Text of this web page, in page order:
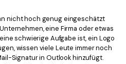
nicht hoch genug eingeschätzt
eine Firma oder etwas
schwierige Aufgabe ist, ein Logo
wissen viele Leute immer noch
Signatur in Outlook hinzufügt.